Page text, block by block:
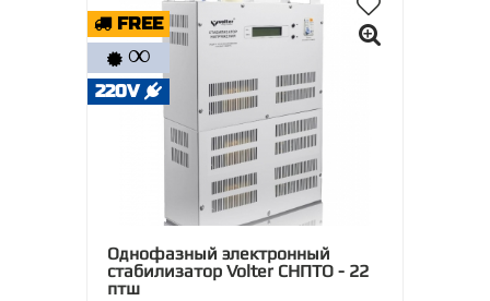
FREE
∞
220V
Однофазный электронный
стабилизатор Volter СНПТО - 22
птш